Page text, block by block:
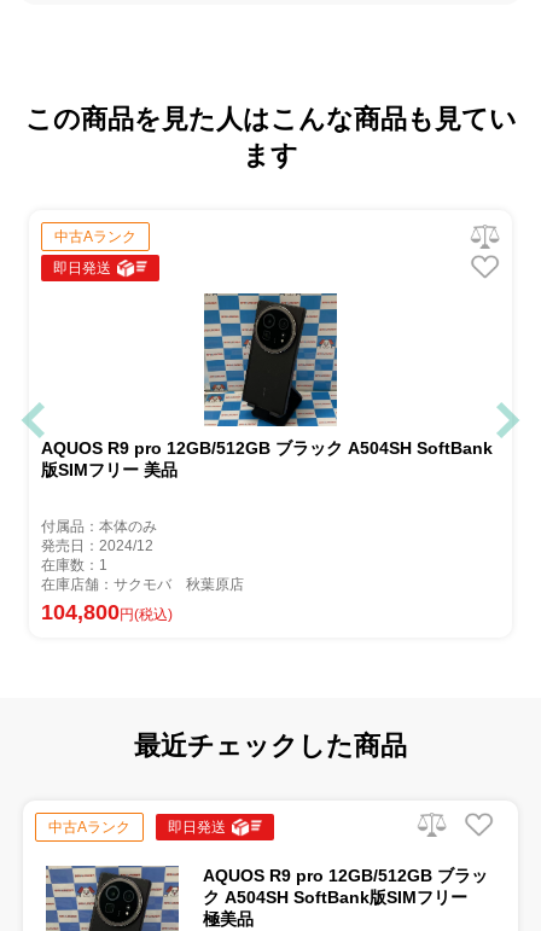
この商品を見た人はこんな商品も見てい
ます
中古Aランク
即日発送
AQUOS R9 pro 12GB/512GB ブラック A504SH SoftBank
版SIMフリー 美品
付属品：本体のみ
発売日：2024/12
在庫数：1
在庫店舗：サクモバ 秋葉原店
104,800円(税込)
最近チェックした商品
中古Aランク 即日発送
AQUOS R9 pro 12GB/512GB ブラッ
ク A504SH SoftBank版SIMフリー
極美品